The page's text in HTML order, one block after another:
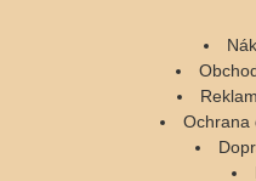
Ochrana